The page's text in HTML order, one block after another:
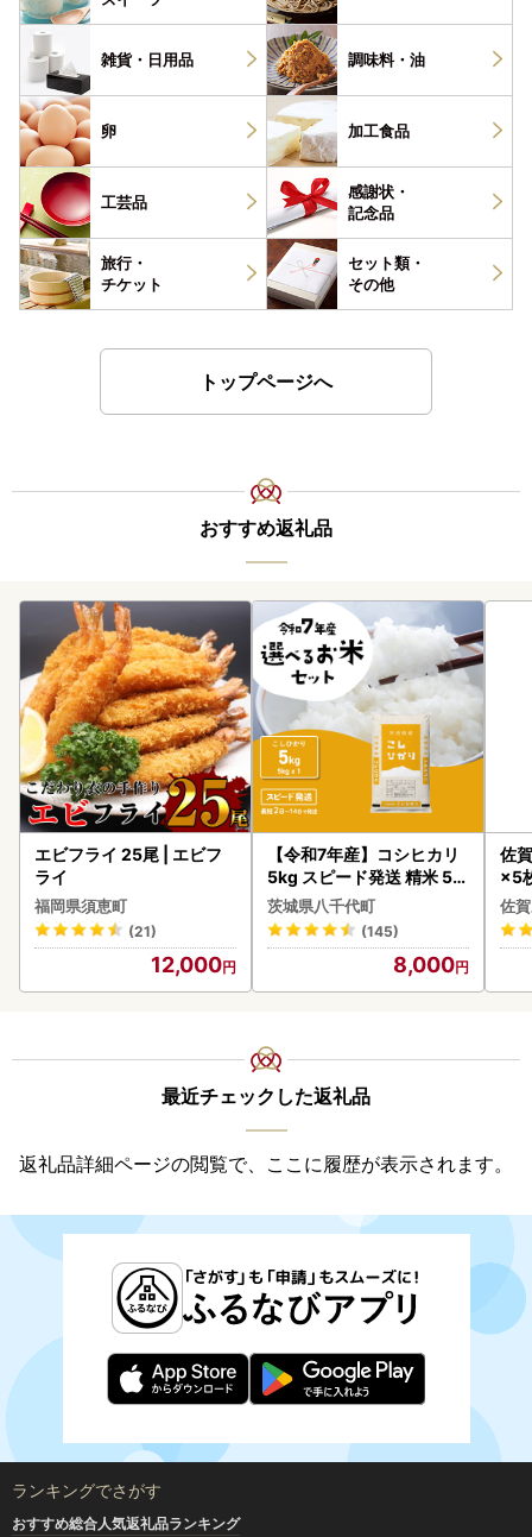
雑貨・ 日用品 調味料・ 油
卵 加工食品
工芸品
感謝状・
記念品
旅行・
チケット
セット類・
その他
トップページへ
おすすめ返礼品
エビフライ 25尾 | エビフ
ライ
福岡県須恵町
(21)
12,000
【令和7年産】コシヒカリ
5kg スピード発送 精米 5k
g x 1袋 白米 茨城県 八千代
町
茨城県八千代町
(145)
8,000
佐
×5
佐
最近チェックした返礼品
返礼品詳細ページの閲覧で、ここに履歴が表示されます。
ランキングでさがす
おすすめ総合人気返礼品ランキング